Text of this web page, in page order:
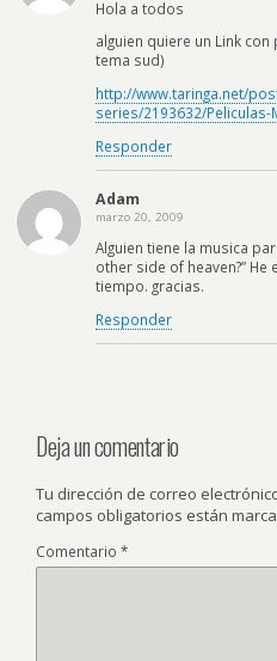
Hola a todos
alguien quiere un Link
tema sud)
http://www.taringa.net/
series/2193632/Peliculas-
Responder
Adam
marzo 20, 2009
Alguien tiene la musica
other side of heaven?”
tiempo. gracias.
Responder
Deja un comentario
Tu dirección de correo
campos obligatorios están
Comentario *